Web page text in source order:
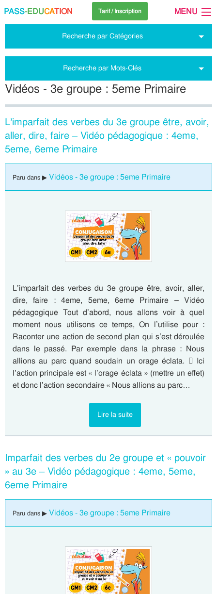
PASS-EDUCATION Tarif / Inscription MENU
Recherche par Catégories
Recherche par Mots-Clés
Vidéos - 3e groupe : 5eme Primaire
L’imparfait des verbes du 3e groupe être, avoir,
aller, dire, faire – Vidéo pédagogique : 4eme,
5eme, 6eme Primaire
Paru dans ▶ Vidéos - 3e groupe : 5eme Primaire
L’imparfait des verbes du 3e groupe être, avoir, aller,
dire, faire : 4eme, 5eme, 6eme Primaire – Vidéo
pédagogique Tout d’abord, nous allons voir à quel
moment nous utilisons ce temps, On l’utilise pour :
Raconter une action de second plan qui s’est déroulée
dans le passé. Par exemple dans la phrase : Nous
allions au parc quand soudain un orage éclata.  Ici
l’action principale est « l’orage éclata » (mettre un effet)
et donc l’action secondaire « Nous allions au parc…
Lire la suite
Imparfait des verbes du 2e groupe et « pouvoir
» au 3e – Vidéo pédagogique : 4eme, 5eme,
6eme Primaire
Paru dans ▶ Vidéos - 3e groupe : 5eme Primaire